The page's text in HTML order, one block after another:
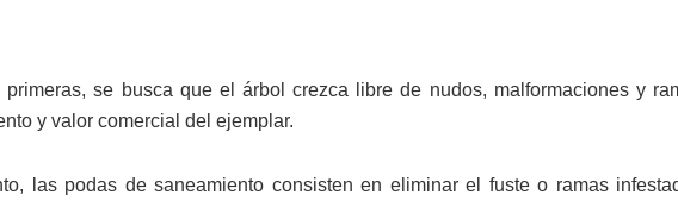
primeras, se busca que el árbol crezca libre de nudos, malformaciones y
y valor comercial del ejemplar.
las podas de saneamiento consisten en eliminar el fuste o ramas